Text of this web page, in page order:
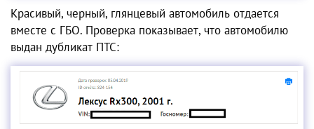
Красивый, черный, глянцевый автомобиль отдается
вместе с ГБО. Проверка показывает, что автомобилю
выдан дубликат ПТС: